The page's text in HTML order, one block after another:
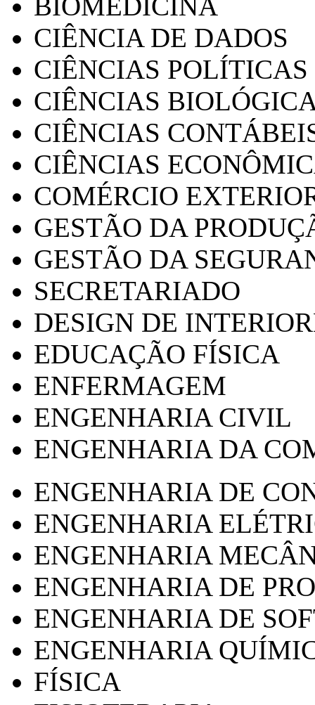
CIÊNCIA DE DADOS
CIÊNCIAS POLÍTICAS
CIÊNCIAS
CIÊNCIAS
CIÊNCIAS
COMÉRCIO
GESTÃO DA
GESTÃO DA
SECRETARIADO
DESIGN DE
EDUCAÇÃO FÍSICA
ENFERMAGEM
ENGENHARIA CIVIL
ENGENHARIA DA
ENGENHARIA DE
ENGENHARIA
ENGENHARIA
ENGENHARIA DE
ENGENHARIA DE
ENGENHARIA
FÍSICA